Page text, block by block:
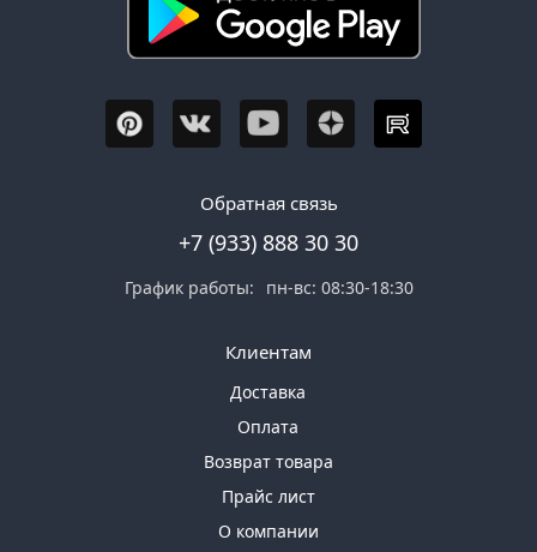
Обратная связь
+7 (933) 888 30 30
График работы: пн-вс: 08:30-18:30
Клиентам
Доставка
Оплата
Возврат товара
Прайс лист
О компании